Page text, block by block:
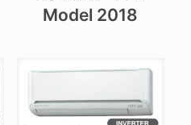
Model 2018